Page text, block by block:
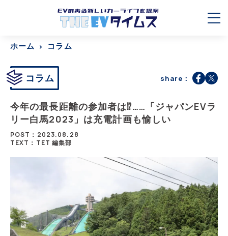
ホーム コラム
コラム share：
今年の最長距離の参加者は⁉︎……「ジャパンEVラ
リー白馬2023」は充電計画も愉しい
POST：2023.08.28
TEXT：TET 編集部